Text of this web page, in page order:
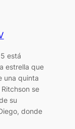
está
estrella que
una quinta
se
su
donde